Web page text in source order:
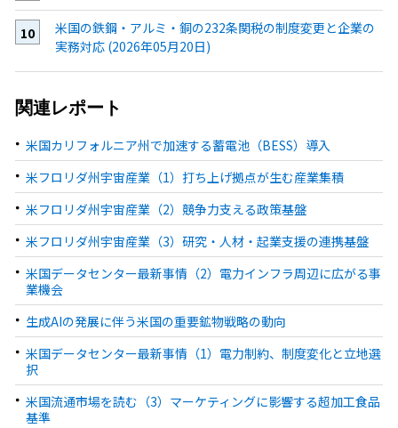
米国の鉄鋼・アルミ・銅の232条関税の制度変更と企業の
実務対応 (2026年05月20日)
関連レポート
米国カリフォルニア州で加速する蓄電池（BESS）導入
米フロリダ州宇宙産業（1）打ち上げ拠点が生む産業集積
米フロリダ州宇宙産業（2）競争力支える政策基盤
米フロリダ州宇宙産業（3）研究・人材・起業支援の連携基盤
米国データセンター最新事情（2）電力インフラ周辺に広がる事
業機会
生成AIの発展に伴う米国の重要鉱物戦略の動向
米国データセンター最新事情（1）電力制約、制度変化と立地選
択
米国流通市場を読む（3）マーケティングに影響する超加工食品
基準